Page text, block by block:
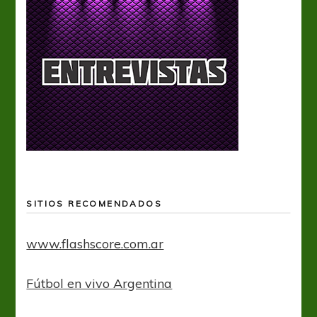
SITIOS RECOMENDADOS
www.flashscore.com.ar
Fútbol en vivo Argentina